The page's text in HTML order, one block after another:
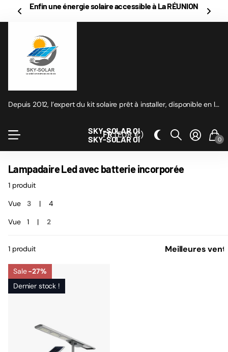
Enfin une énergie solaire accessible à La RÉUNION
Depuis 2012, l’expert du kit solaire prêt à installer, disponible en ligne
SKY-SOLAR OI
SKY-SOLAR OI
FR(EUR €) 0
Lampadaire Led avec batterie incorporée
1 produit
Vue
3
4
Vue
1 2
1 produit
Sale-27%
Dernier stock !